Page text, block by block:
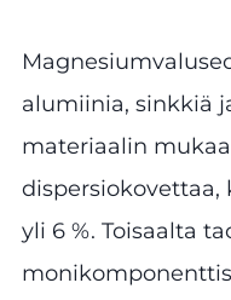
alumiinia, sinkkiä
materiaalin
yli 6 %. Toisaalta